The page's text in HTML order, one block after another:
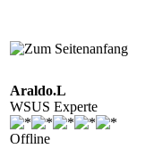
Araldo.L
WSUS Experte
Offline